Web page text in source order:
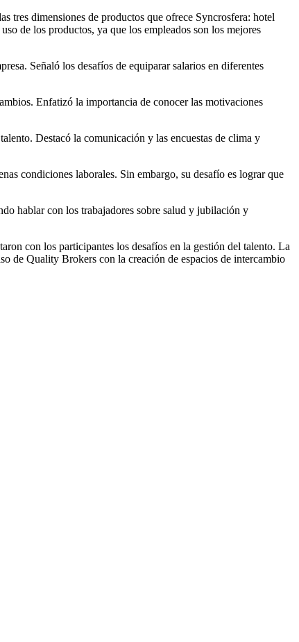
tres dimensiones de productos que ofrece Syncrosfera: hotel
de los productos, ya que los empleados son los mejores
Señaló los desafíos de equiparar salarios en diferentes
Enfatizó la importancia de conocer las motivaciones
Destacó la comunicación y las encuestas de clima y
condiciones laborales. Sin embargo, su desafío es lograr que
hablar con los trabajadores sobre salud y jubilación y
con los participantes los desafíos en la gestión del talento. La
de Quality Brokers con la creación de espacios de intercambio